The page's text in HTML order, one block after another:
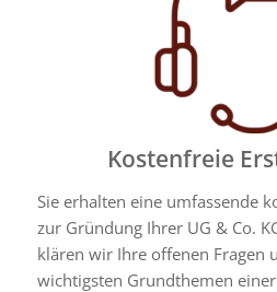
Kostenfreie
Sie erhalten eine umfassende
zur Gründung Ihrer UG & Co.
klären wir Ihre offenen Fragen
wichtigsten Grundthemen